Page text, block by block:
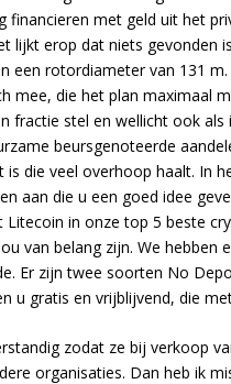
financieren met geld uit het
lijkt erop dat niets gevonden
een rotordiameter van 131
mee, die het plan maximaal
fractie stel en wellicht ook
beursgenoteerde
is die veel overhoop haalt. In
aan die u een goed idee
Litecoin in onze top 5 beste
van belang zijn. We
Er zijn twee soorten No
u gratis en vrijblijvend, die
zodat ze bij verkoop
organisaties. Dan heb ik